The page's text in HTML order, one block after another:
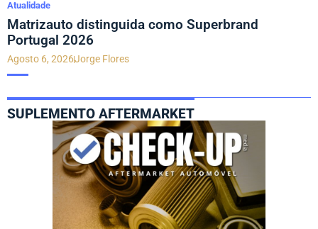
Atualidade
Matrizauto distinguida como Superbrand
Portugal 2026
Agosto 6, 2026Jorge Flores
SUPLEMENTO AFTERMARKET